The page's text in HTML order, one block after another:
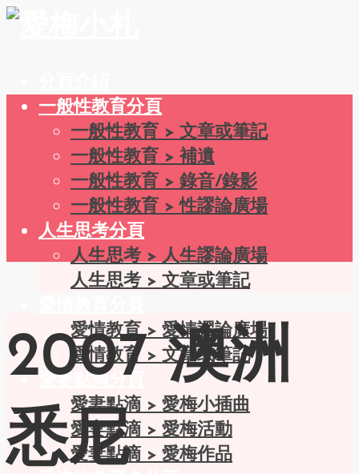
一般性教育分頁
一般性教育 > 文章或筆記
一般性教育 > 補遺
一般性教育 > 錄音/錄影
一般性教育 > 性謬論廣場
人生思考分頁
人生思考 > 人生謬論廣場
人生思考 > 文章或筆記
愛情教育 > 愛情謬論廣場
愛情教育 > 文章或筆記
愛妻點滴分頁
愛妻點滴 > 愛梅小插曲
愛妻點滴 > 愛梅活動
愛妻點滴 > 愛梅作品
2007 澳洲
悉尼